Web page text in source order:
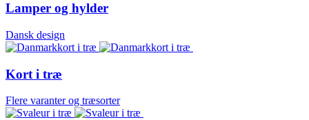
Lamper og hylder
Dansk design
Kort i træ
Flere varanter og træsorter